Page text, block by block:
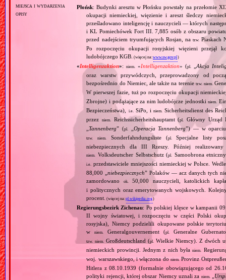
miejsca i wydarzenia
opisy
Płońsk: Budynki aresztu w Płońsku powstały na przełomie
okupacji niemieckiej, więzienie i areszt śledczy
prześladowano inteligencję i nauczycieli — których
i KL Pomiechówek Fort III. 7,885 osób z obszaru
przed nadejściem tryumfujących Rosjan, natzw. Piaskach
Po rozpoczęciu okupacji rosyjskiej więzieni przejął
ludobójczego KGB. (więcej na:www.sw.gov.pl)
«Intelligenzaktion»: niem.«Intelligenzaktion» (pl. „Akcja
oraz warstw przywódczych, przeprowadzony od
bezpośrednio do Niemiec, ale także na terenie tzw. niem.
W pierwszej fazie, tuż po rozpoczęciu okupacji
Zbrojne) i podążające za nim ludobójcze jednostkiniem.
Bezpieczeństwa),
i.e.SiPo, i niem.Sicherheitsdienst des
przezniem. Reichssicherheitshauptamt (pl.
Główny Urząd
„Tannenberg” (pl. „Operacja Tannenberg”) — w oparciu
tzw. niem. Sonderfahndungsliste (pl.Specjalne listy
niebezpiecznych dla III Rzeszy. Później
niem. Volksdeutscher Selbstschutz (pl. Samoobrona
i.e. przedstawiciele mniejszości niemieckiej w Polsce.
88,000 „niebezpiecznych” Polaków — acz danych tych
zamordowano
ok.50,000 nauczycieli, katolickich
i politycznych oraz emerytowanych wojskowych.
procent. (więcej na:pl.wikipedia.org)
Regierungsbezirk Zichenau: Po polskiej klęsce w kampanii
II wojny światowej, i rozpoczęciu w części Polski
rosyjska), Niemcy podzielili okupowane polskie
wniem. Generalgouvernement (pl. Generalne
tzw. niem. Großdeutschland (pl. Wielkie Niemcy). Z dwóch
niemieckich prowincji. Jednym z nich byłaniem.
woj. warszawskiego, i włączona doniem.Provinz
Hitlera z 08.10.1939 (formalnie obowiązującego od
polityki rejencji, której obszar Niemcy uznali za niem.„